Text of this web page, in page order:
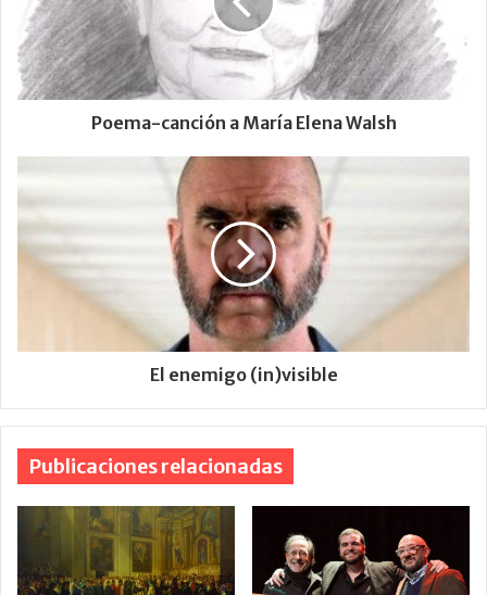
Poema-canción a María Elena Walsh
El enemigo (in)visible
Publicaciones relacionadas